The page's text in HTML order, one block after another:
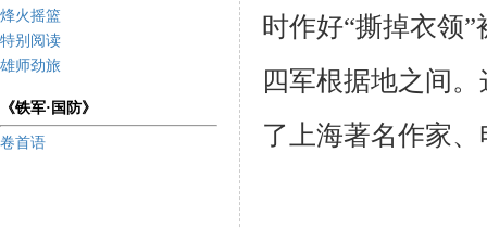
烽火摇篮
特别阅读
雄师劲旅
《铁军·国防》
卷首语
时作好“撕掉衣领
四军根据地之间
了上海著名作家